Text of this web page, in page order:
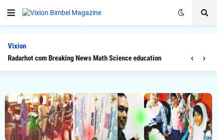
Vixion
Radarhot com Breaking News Math Science education